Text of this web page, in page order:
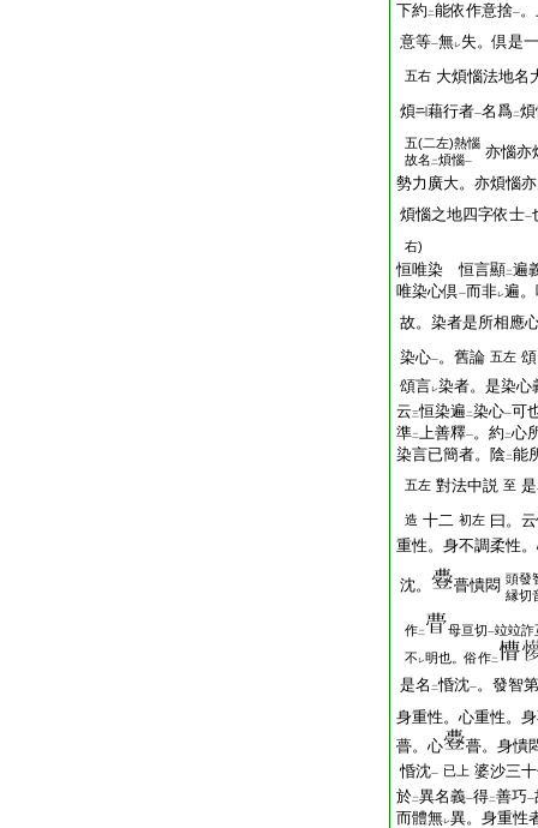
下約 二能依作意捨一
意等一無レ失。倶是
五右 大煩惱法地
煩
藉行者一名爲二
五(二左)熱惱
故名 二煩惱一
亦惱亦
勢力廣大。亦煩惱
煩惱之地四字依士一
右)
恒唯染 恒言顯二遍
唯染心倶一而非レ遍
故。染者是所相應
染心一。舊論 五左
頌言レ染者。是染心
云三恒染遍 二染心一可
準二上善釋一。約 二心
染言已簡者。陰二能
五左 對法中説 至
造 十二 初左 曰。
重性。身不調柔性
沈。 瞢憒悶 頭發
縁切
作二 母亘切一竝竝詐
不 レ明也。俗作二
是名 二惛沈一。發智
身重性。心重性。
瞢。心
瞢。身憒
惛沈一 已上 婆沙三
於二異名義一得二善巧一
而體無レ異。身重性